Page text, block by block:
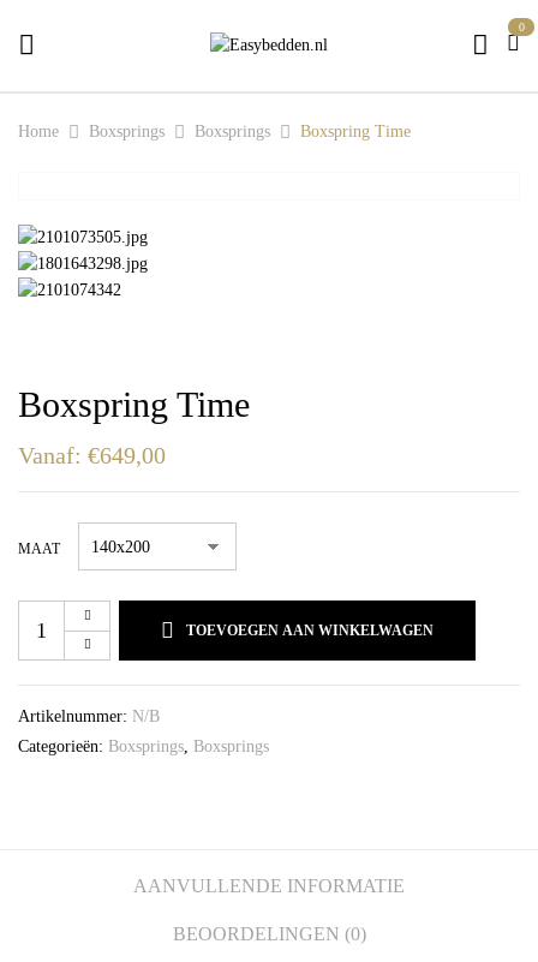
0
Home Boxsprings Boxsprings Boxspring Time
Boxspring Time
Vanaf: €649,00
MAAT
TOEVOEGEN AAN WINKELWAGEN
Artikelnummer: N/B
Categorieën: Boxsprings, Boxsprings
AANVULLENDE INFORMATIE
BEOORDELINGEN (0)